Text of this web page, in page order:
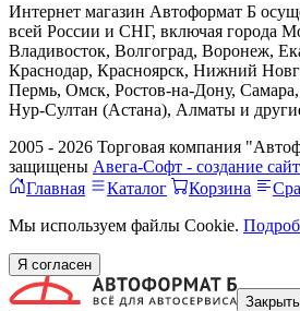
Интернет магазин Автоформат Б
всей России и СНГ, включая города
Владивосток, Волгоград, Воронеж,
Краснодар, Красноярск, Нижний
Пермь, Омск, Ростов-на-Дону,
Нур-Султан (Астана), Алматы и
2005 - 2026 Торговая компания
защищены Авега-Софт - создание
Главная
Каталог Корзина
Мы используем файлы Cookie.
Я согласен
Закрыть